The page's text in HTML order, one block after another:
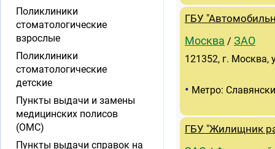
ГБУ
Москва / ЗАО
121352, г. Москва,
• Метро:
ГБУ "Жилищник
Поликлиники
стоматологические
взрослые
Поликлиники
стоматологические
детские
Пункты выдачи и замены
медицинских полисов
(ОМС)
Пункты выдачи справок на